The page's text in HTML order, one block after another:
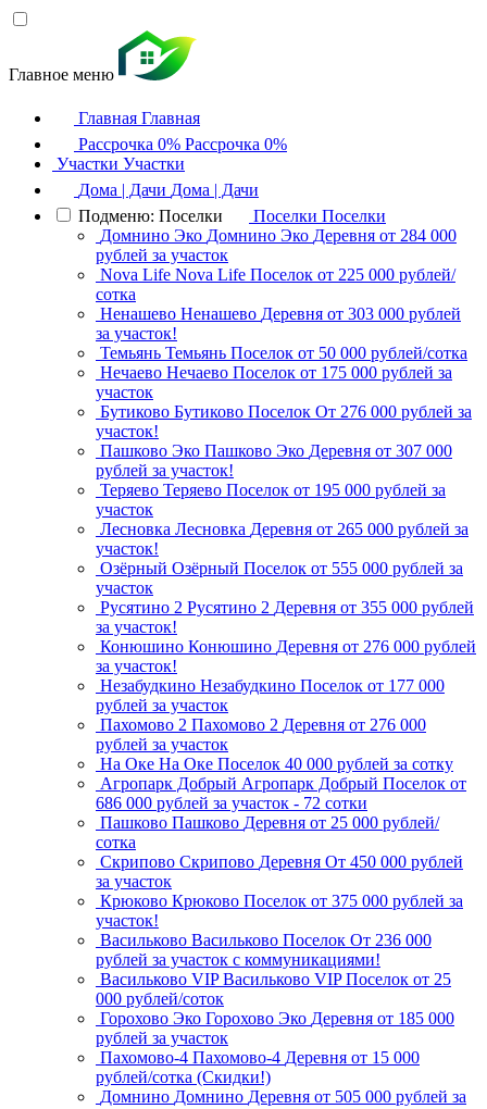
Главное меню
Главная Главная
Рассрочка 0% Рассрочка 0%
Участки Участки
Дома | Дачи Дома | Дачи
Подменю: Поселки
Поселки Поселки
Домнино Эко Домнино Эко Деревня от 284 000
рублей за участок
Nova Life Nova Life Поселок от 225 000 рублей/
сотка
Ненашево Ненашево Деревня от 303 000 рублей
за участок!
Темьянь Темьянь Поселок от 50 000 рублей/сотка
Нечаево Нечаево Поселок от 175 000 рублей за
участок
Бутиково Бутиково Поселок От 276 000 рублей за
участок!
Пашково Эко Пашково Эко Деревня от 307 000
рублей за участок!
Теряево Теряево Поселок от 195 000 рублей за
участок
Лесновка Лесновка Деревня от 265 000 рублей за
участок!
Озёрный Озёрный Поселок от 555 000 рублей за
участок
Русятино 2 Русятино 2 Деревня от 355 000 рублей
за участок!
Конюшино Конюшино Деревня от 276 000 рублей
за участок!
Незабудкино Незабудкино Поселок от 177 000
рублей за участок
Пахомово 2 Пахомово 2 Деревня от 276 000
рублей за участок
На Оке На Оке Поселок 40 000 рублей за сотку
Агропарк Добрый Агропарк Добрый Поселок от
686 000 рублей за участок - 72 сотки
Пашково Пашково Деревня от 25 000 рублей/
сотка
Скрипово Скрипово Деревня От 450 000 рублей
за участок
Крюково Крюково Поселок от 375 000 рублей за
участок!
Васильково Васильково Поселок От 236 000
рублей за участок с коммуникациями!
Васильково VIP Васильково VIP Поселок от 25
000 рублей/соток
Горохово Эко Горохово Эко Деревня от 185 000
рублей за участок
Пахомово-4 Пахомово-4 Деревня от 15 000
рублей/сотка (Скидки!)
Домнино Домнино Деревня от 505 000 рублей за